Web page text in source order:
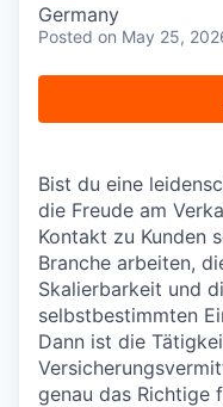
Germany
Posted on May 25,
Bist du eine
die Freude am
Kontakt zu Kunden
Branche arbeiten,
Skalierbarkeit und
selbstbestimmten
Dann ist die
genau das Richtige